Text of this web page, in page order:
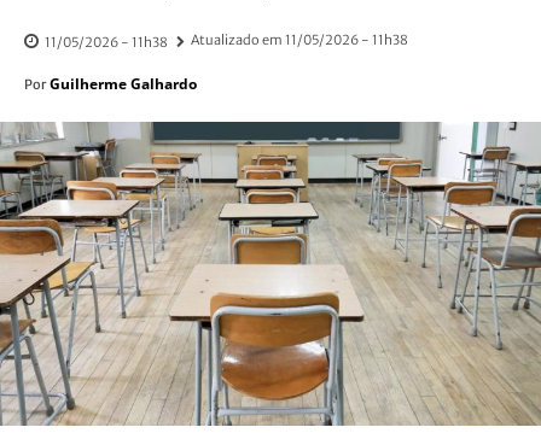
11/05/2026 - 11h38 Atualizado em 11/05/2026 - 11h38
Por Guilherme Galhardo